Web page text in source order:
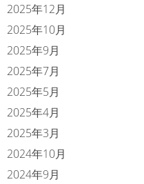
2025年12月
2025年10月
2025年9月
2025年7月
2025年5月
2025年4月
2025年3月
2024年10月
2024年9月